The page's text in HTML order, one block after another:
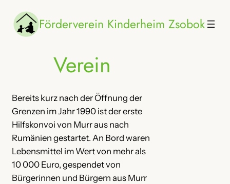
Zum
Inhalt
springen
Förderverein Kinderheim Zsobok
Verein
Bereits kurz nach der Öffnung der
Grenzen im Jahr 1990 ist der erste
Hilfskonvoi von Murr aus nach
Rumänien gestartet. An Bord waren
Lebensmittel im Wert von mehr als
10 000 Euro, gespendet von
Bürgerinnen und Bürgern aus Murr